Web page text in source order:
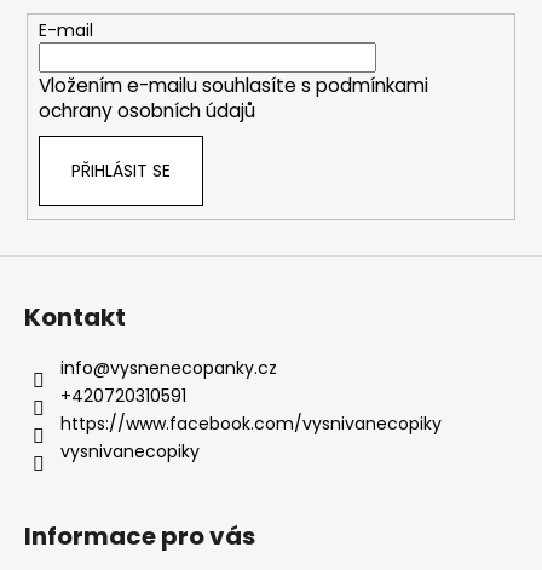
E-mail
Vložením e-mailu souhlasíte s podmínkami
ochrany osobních údajů
PŘIHLÁSIT SE
Kontakt
info@vysnenecopanky.cz
+420720310591
https://www.facebook.com/vysnivanecopiky
vysnivanecopiky
Informace pro vás